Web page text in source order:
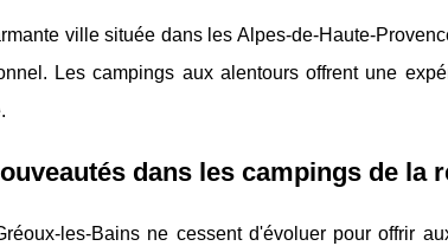
ville située dans les Alpes-de-Haute-
Les campings aux alentours offrent une
dans les campings de la
les-Bains ne cessent d'évoluer pour offrir